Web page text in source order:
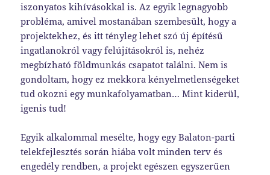
iszonyatos kihívásokkal is. Az egyik legnagyobb
probléma, amivel mostanában szembesült, hogy a
projektekhez, és itt tényleg lehet szó új építésű
ingatlanokról vagy felújításokról is, nehéz
megbízható földmunkás csapatot találni. Nem is
gondoltam, hogy ez mekkora kényelmetlenségeket
tud okozni egy munkafolyamatban… Mint kiderül,
igenis tud!
Egyik alkalommal mesélte, hogy egy Balaton-parti
telekfejlesztés során hiába volt minden terv és
engedély rendben, a projekt egészen egyszerűen